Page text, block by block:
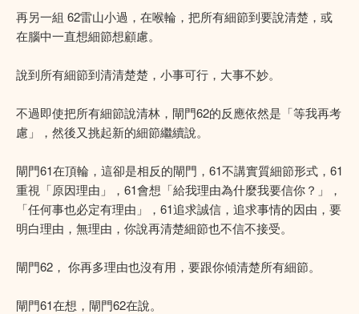
再另一組 62雷山小過，在喉輪，把所有細節到要說清楚，或
在腦中一直想細節想顧慮。
說到所有細節到清清楚楚，小事可行，大事不妙。
不過即使把所有細節說清林，閘門62的反應依然是「等我再考
慮」，然後又挑起新的細節繼續說。
閘門61在頂輪，這卻是相反的閘門，61不講實質細節形式，61
重視「原因理由」，61會想「給我理由為什麼我要信你？」，
「任何事也必定有理由」，61追求誠信，追求事情的因由，要
明白理由，無理由，你說再清楚細節也不信不接受。
閘門62， 你再多理由也沒有用，要跟你傾清楚所有細節。
閘門61在想，閘門62在說。